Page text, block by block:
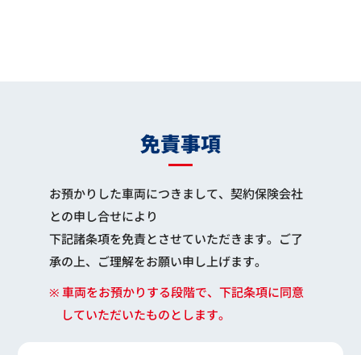
免責事項
お預かりした車両につきまして、契約保険会社
との申し合せにより
下記諸条項を免責とさせていただきます。ご了
承の上、ご理解をお願い申し上げます。
※ 車両をお預かりする段階で、下記条項に同意
していただいたものとします。